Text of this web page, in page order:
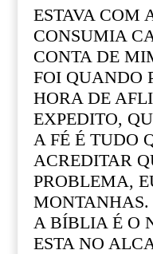
ESTAVA COM
CONSUMIA
CONTA DE
FOI QUANDO
HORA DE
EXPEDITO,
A FÉ É TUDO
ACREDITAR
PROBLEMA,
MONTANHAS.
A BÍBLIA É O
ESTA NO